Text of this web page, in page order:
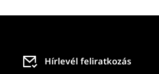
Hírlevél feliratkozás